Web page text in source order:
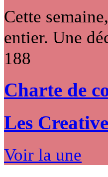
Cette
entier. Une
188
Charte de
Les
Voir la une